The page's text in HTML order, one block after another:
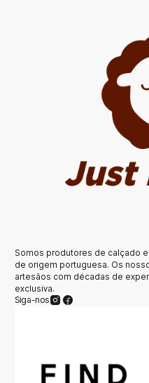
Somos produtores de calçado
de origem portuguesa. Os
artesãos com décadas de
exclusiva.
Siga-nos